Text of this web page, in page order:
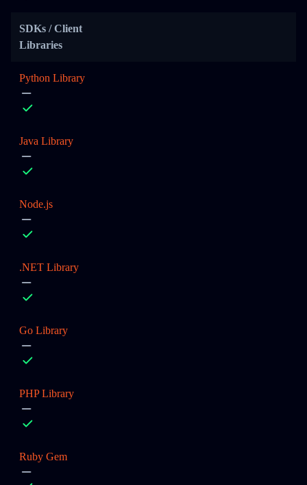
SDKs / Client
Libraries
Python Library
Java Library
Node.js
.NET Library
Go Library
PHP Library
Ruby Gem